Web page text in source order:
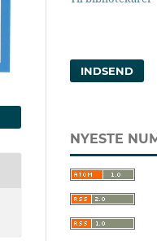
INDSEND
NYESTE